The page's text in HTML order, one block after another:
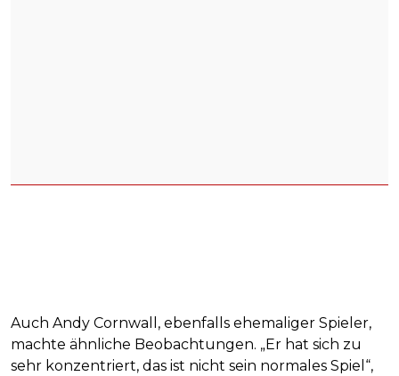
Auch Andy Cornwall, ebenfalls ehemaliger Spieler,
machte ähnliche Beobachtungen. „Er hat sich zu
sehr konzentriert, das ist nicht sein normales Spiel“,